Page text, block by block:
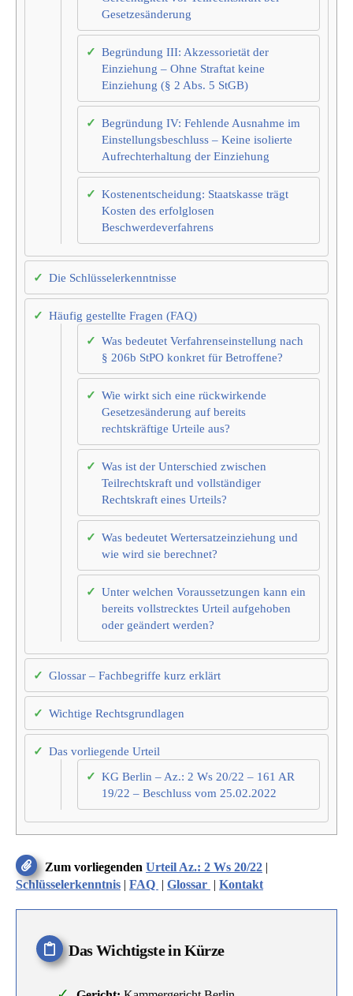
Gesetzesänderung
Begründung III: Akzessorietät der
Einziehung – Ohne Straftat keine
Einziehung (§ 2 Abs. 5 StGB)
Begründung IV: Fehlende Ausnahme im
Einstellungsbeschluss – Keine isolierte
Aufrechterhaltung der Einziehung
Kostenentscheidung: Staatskasse trägt
Kosten des erfolglosen
Beschwerdeverfahrens
Die Schlüsselerkenntnisse
Häufig gestellte Fragen (FAQ)
Was bedeutet Verfahrenseinstellung nach
§ 206b StPO konkret für Betroffene?
Wie wirkt sich eine rückwirkende
Gesetzesänderung auf bereits
rechtskräftige Urteile aus?
Was ist der Unterschied zwischen
Teilrechtskraft und vollständiger
Rechtskraft eines Urteils?
Was bedeutet Wertersatzeinziehung und
wie wird sie berechnet?
Unter welchen Voraussetzungen kann ein
bereits vollstrecktes Urteil aufgehoben
oder geändert werden?
Glossar – Fachbegriffe kurz erklärt
Wichtige Rechtsgrundlagen
Das vorliegende Urteil
KG Berlin – Az.: 2 Ws 20/22 – 161 AR
19/22 – Beschluss vom 25.02.2022
Zum vorliegendenUrteil Az.: 2 Ws 20/22 |
Schlüsselerkenntnis | FAQ | Glossar | Kontakt
Das Wichtigste in Kürze